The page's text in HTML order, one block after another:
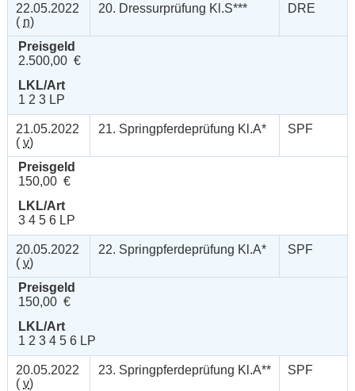
22.05.2022
( n)
20. Dressurprüfung Kl.S*** DRE
Preisgeld
2.500,00 €
LKL/Art
1 2 3 LP
21.05.2022
( v)
21. Springpferdeprüfung Kl.A* SPF
Preisgeld
150,00 €
LKL/Art
3 4 5 6 LP
20.05.2022
( v)
22. Springpferdeprüfung Kl.A* SPF
Preisgeld
150,00 €
LKL/Art
1 2 3 4 5 6 LP
20.05.2022
( v)
23. Springpferdeprüfung Kl.A** SPF